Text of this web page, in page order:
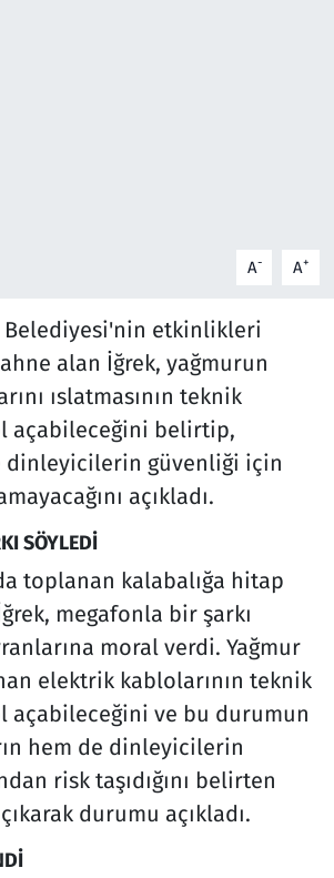
A- A+
Belediyesi'nin etkinlikleri
alan İğrek, yağmurun
ıslatmasının teknik
açabileceğini belirtip,
dinleyicilerin güvenliği için
açıkladı.
SÖYLEDİ
toplanan kalabalığa hitap
megafonla bir şarkı
moral verdi. Yağmur
elektrik kablolarının teknik
açabileceğini ve bu durumun
hem de dinleyicilerin
risk taşıdığını belirten
durumu açıkladı.